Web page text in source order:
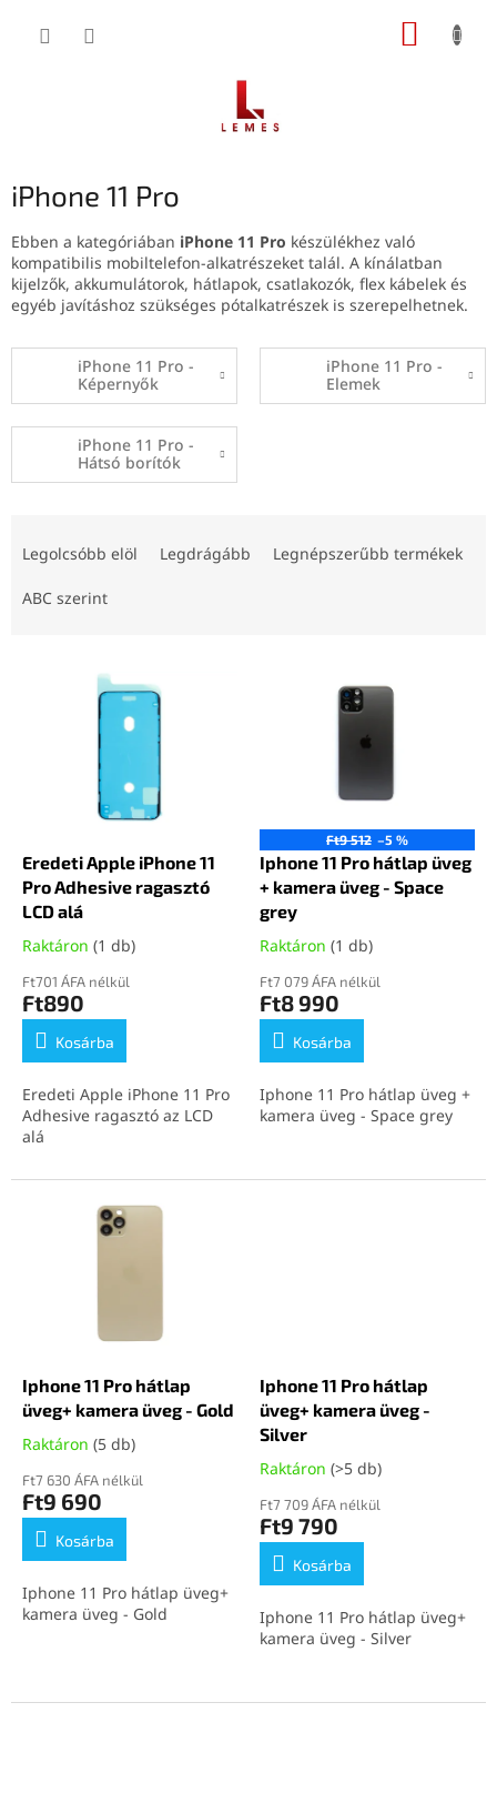
KOSÁR
iPhone 11 Pro
Ebben a kategóriában iPhone 11 Pro készülékhez való
kompatibilis mobiltelefon-alkatrészeket talál. A kínálatban
kijelzők, akkumulátorok, hátlapok, csatlakozók, flex kábelek és
egyéb javításhoz szükséges pótalkatrészek is szerepelhetnek.
iPhone 11 Pro -
Képernyők
iPhone 11 Pro -
Elemek
iPhone 11 Pro -
Hátsó borítók
m
Legolcsóbb elöl Legdrágább Legnépszerűbb termékek
ABC szerint
Eredeti Apple iPhone 11
Pro Adhesive ragasztó
LCD alá
Raktáron (1 db)
Ft701 ÁFA nélkül
Ft890
Kosárba
Eredeti Apple iPhone 11 Pro
Adhesive ragasztó az LCD
alá
Ft9 512 –5 %
Iphone 11 Pro hátlap üveg
+ kamera üveg - Space
grey
Raktáron (1 db)
Ft7 079 ÁFA nélkül
Ft8 990
Kosárba
Iphone 11 Pro hátlap üveg +
kamera üveg - Space grey
Iphone 11 Pro hátlap
üveg+ kamera üveg - Gold
Raktáron (5 db)
Ft7 630 ÁFA nélkül
Ft9 690
Kosárba
Iphone 11 Pro hátlap üveg+
kamera üveg - Gold
Iphone 11 Pro hátlap
üveg+ kamera üveg -
Silver
Raktáron (>5 db)
Ft7 709 ÁFA nélkül
Ft9 790
Kosárba
Iphone 11 Pro hátlap üveg+
kamera üveg - Silver